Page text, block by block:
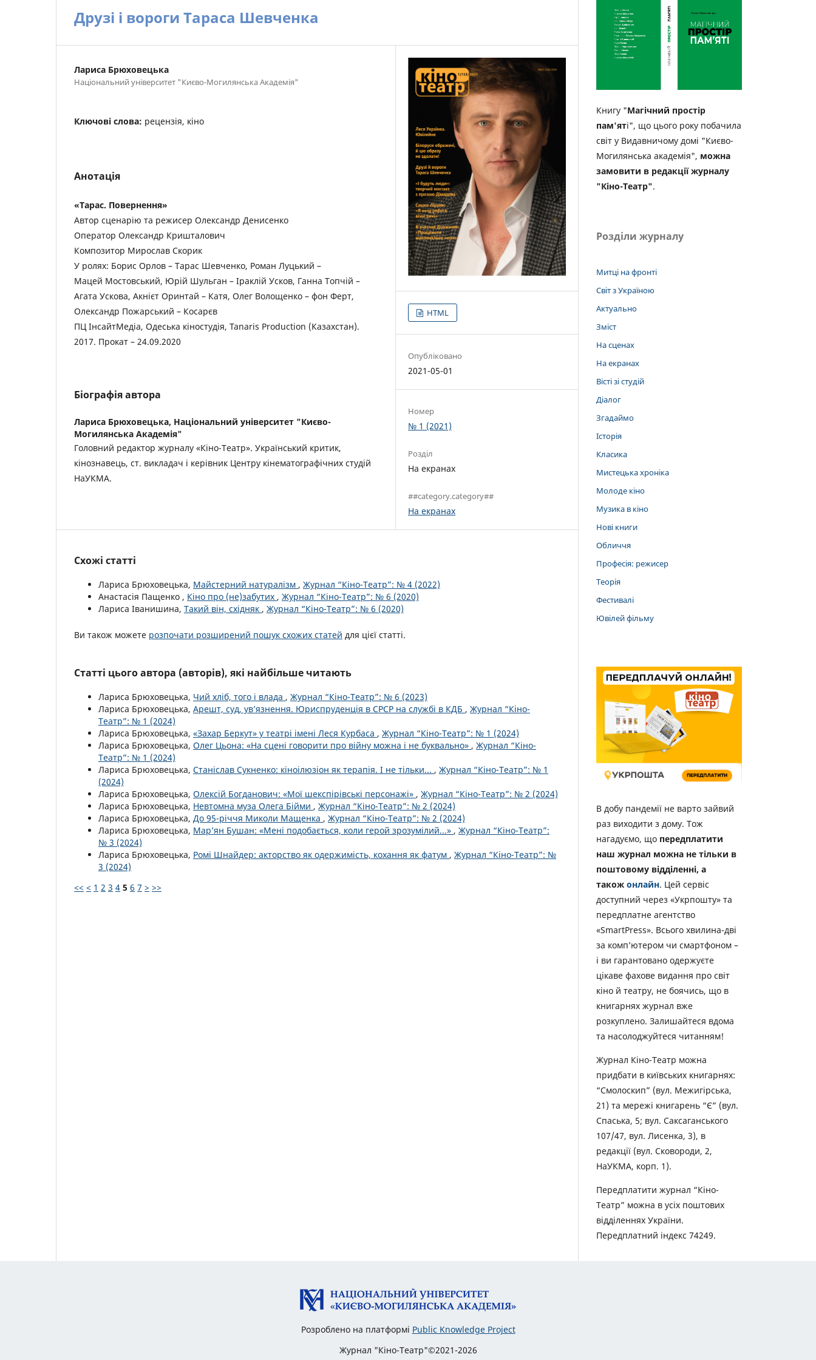
Друзі і вороги Тараса Шевченка
Лариса Брюховецька
Національний університет "Києво-Могилянська Академія"
Ключові слова: рецензія, кіно
Анотація
«Тарас. Повернення»
Автор сценарію та режисер Олександр Денисенко
Оператор Олександр Кришталович
Композитор Мирослав Скорик
У ролях: Борис Орлов – Тарас Шевченко, Роман Луцький –
Мацей Мостовський, Юрій Шульган – Іраклій Усков, Ганна Топчій –
Агата Ускова, Акнієт Оринтай – Катя, Олег Волощенко – фон Ферт,
Олександр Пожарський – Косарєв
ПЦ ІнсайтМедіа, Одеська кіностудія, Tanaris Production (Казахстан).
2017. Прокат – 24.09.2020
Біографія автора
Лариса Брюховецька, Національний університет "Києво-
Могилянська Академія"
Головний редактор журналу «Кіно-Театр». Український критик,
кінознавець, ст. викладач і керівник Центру кінематографічних студій
НаУКМА.
HTML
Опубліковано
2021-05-01
Номер
№ 1 (2021)
Розділ
На екранах
##category.category##
На екранах
Схожі статті
Лариса Брюховецька, Майстерний натуралізм , Журнал “Кіно-Театр”: № 4 (2022)
Анастасія Пащенко , Кіно про (не)забутих , Журнал “Кіно-Театр”: № 6 (2020)
Лариса Іванишина, Такий він, східняк , Журнал “Кіно-Театр”: № 6 (2020)
Ви також можете розпочати розширений пошук схожих статей для цієї статті.
Статті цього автора (авторів), які найбільше читають
Лариса Брюховецька, Чий хліб, того і влада , Журнал “Кіно-Театр”: № 6 (2023)
Лариса Брюховецька, Арешт, суд, ув’язнення. Юриспруденція в СРСР на службі в КДБ , Журнал “Кіно-
Театр”: № 1 (2024)
Лариса Брюховецька, «Захар Беркут» у театрі імені Леся Курбаса , Журнал “Кіно-Театр”: № 1 (2024)
Лариса Брюховецька, Олег Цьона: «На сцені говорити про війну можна і не буквально» , Журнал “Кіно-
Театр”: № 1 (2024)
Лариса Брюховецька, Станіслав Сукненко: кіноілюзіон як терапія. І не тільки... , Журнал “Кіно-Театр”: № 1
(2024)
Лариса Брюховецька, Олексій Богданович: «Мої шекспірівські персонажі» , Журнал “Кіно-Театр”: № 2 (2024)
Лариса Брюховецька, Невтомна муза Олега Бійми , Журнал “Кіно-Театр”: № 2 (2024)
Лариса Брюховецька, До 95-річчя Миколи Мащенка , Журнал “Кіно-Театр”: № 2 (2024)
Лариса Брюховецька, Мар’ян Бушан: «Мені подобається, коли герой зрозумілий...» , Журнал “Кіно-Театр”:
№ 3 (2024)
Лариса Брюховецька, Ромі Шнайдер: акторство як одержимість, кохання як фатум , Журнал “Кіно-Театр”: №
3 (2024)
<< < 1 2 3 4 5 6 7 > >>
Книгу "Магічний простір
пам'яті", що цього року побачила
світ у Видавничому домі "Києво-
Могилянська академія", можна
замовити в редакції журналу
"Кіно-Театр".
Розділи журналу
Митці на фронті
Світ з Україною
Актуально
Зміст
На сценах
На екранах
Вісті зі студій
Діалог
Згадаймо
Історія
Класика
Мистецька хроніка
Молоде кіно
Музика в кіно
Нові книги
Обличчя
Професія: режисер
Теорія
Фестивалі
Ювілей фільму
В добу пандемії не варто зайвий
раз виходити з дому. Тож
нагадуємо, що передплатити
наш журнал можна не тільки в
поштовому відділенні, а
також онлайн. Цей сервіс
доступний через «Укрпошту» та
передплатне агентство
«SmartPress». Всього хвилина-дві
за комп’ютером чи смартфоном –
і ви гарантовано одержуєте
цікаве фахове видання про світ
кіно й театру, не боячись, що в
книгарнях журнал вже
розкуплено. Залишайтеся вдома
та насолоджуйтеся читанням!
Журнал Кіно-Театр можна
придбати в київських книгарнях:
“Смолоскип” (вул. Межигірська,
21) та мережі книгарень “Є” (вул.
Спаська, 5; вул. Саксаганського
107/47, вул. Лисенка, 3), в
редакції (вул. Сковороди, 2,
НаУКМА, корп. 1).
Передплатити журнал “Кіно-
Театр” можна в усіх поштових
відділеннях України.
Передплатний індекс 74249.
Розроблено на платформі Public Knowledge Project
Журнал "Кіно-Театр"©2021-2026